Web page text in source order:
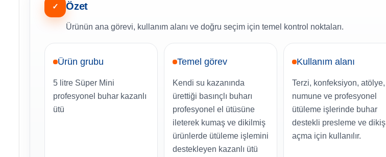
✓ Özet
Ürünün ana görevi, kullanım alanı ve doğru seçim için temel kontrol noktaları.
Ürün grubu
5 litre Süper Mini
profesyonel buhar kazanlı
ütü
Temel görev
Kendi su kazanında
ürettiği basınçlı buharı
profesyonel el ütüsüne
ileterek kumaş ve dikilmiş
ürünlerde ütüleme işlemini
destekleyen kazanlı ütü
Kullanım alanı
Terzi, konfeksiyon, atölye,
numune ve profesyonel
ütüleme işlerinde buhar
destekli presleme ve dikiş
açma için kullanılır.